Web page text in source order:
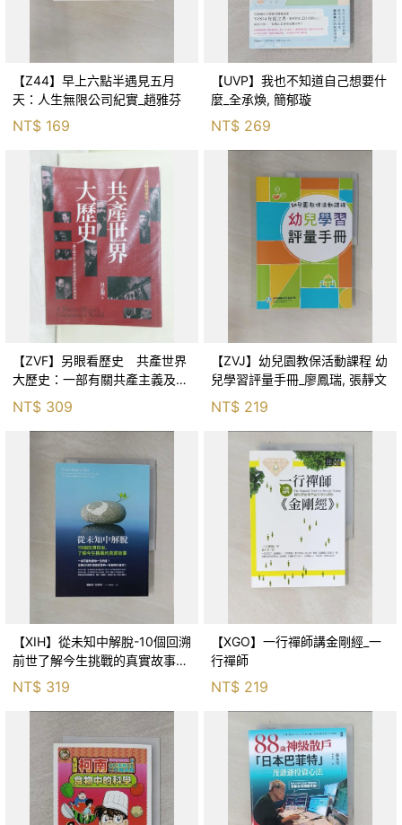
【Z44】早上六點半遇見五月
天：人生無限公司紀實_趙雅芬
NT$ 169
【UVP】我也不知道自己想要什
麼_全承煥, 簡郁璇
NT$ 269
【ZVF】另眼看歷史 共產世界
大歷史：一部有關共產主義及共
產黨兩百年的興衰史_呂正理
NT$ 309
【ZVJ】幼兒園教保活動課程 幼
兒學習評量手冊_廖鳳瑞, 張靜文
NT$ 219
【XIH】從未知中解脫-10個回溯
前世了解今生挑戰的真實故事_
羅伯特．舒
NT$ 319
【XGO】一行禪師講金剛經_一
行禪師
NT$ 219